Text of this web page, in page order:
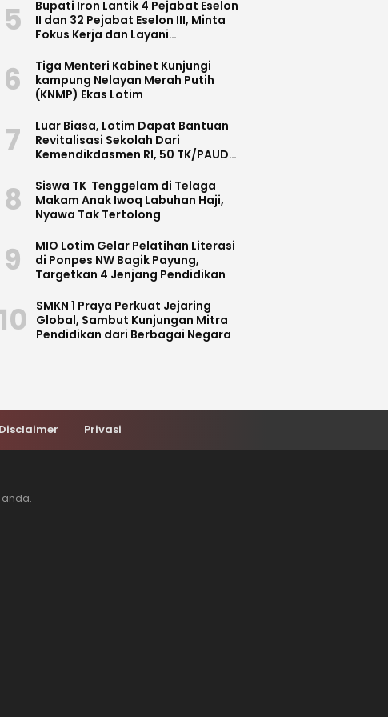
5
Bupati Iron Lantik 4 Pejabat Eselon
II dan 32 Pejabat Eselon III, Minta
Fokus Kerja dan Layani
6
Tiga Menteri Kabinet Kunjungi
kampung Nelayan Merah Putih
(KNMP) Ekas Lotim
7
Luar Biasa, Lotim Dapat Bantuan
Revitalisasi Sekolah Dari
Kemendikdasmen RI, 50 TK/PAUD
8
Siswa TK Tenggelam di Telaga
Makam Anak Iwoq Labuhan Haji,
Nyawa Tak Tertolong
9
MIO Lotim Gelar Pelatihan Literasi
di Ponpes NW Bagik Payung,
Targetkan 4 Jenjang Pendidikan
10
SMKN 1 Praya Perkuat Jejaring
Global, Sambut Kunjungan Mitra
Pendidikan dari Berbagai Negara
Disclaimer Privasi
anda.